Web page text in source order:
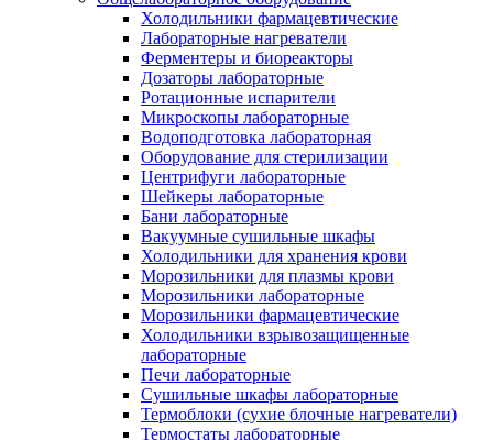
Холодильники фармацевтические
Лабораторные нагреватели
Ферментеры и биореакторы
Дозаторы лабораторные
Ротационные испарители
Микроскопы лабораторные
Водоподготовка лабораторная
Оборудование для стерилизации
Центрифуги лабораторные
Шейкеры лабораторные
Бани лабораторные
Вакуумные сушильные шкафы
Холодильники для хранения крови
Морозильники для плазмы крови
Морозильники лабораторные
Морозильники фармацевтические
Холодильники взрывозащищенные
лабораторные
Печи лабораторные
Сушильные шкафы лабораторные
Термоблоки (сухие блочные нагреватели)
Термостаты лабораторные